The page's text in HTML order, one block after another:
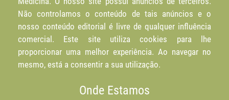
Não controlamos o conteúdo de tais anúncios e o
nosso conteúdo editorial é livre de qualquer influência
comercial. Este site utiliza cookies para lhe
proporcionar uma melhor experiência. Ao navegar no
mesmo, está a consentir a sua utilização.
Onde Estamos